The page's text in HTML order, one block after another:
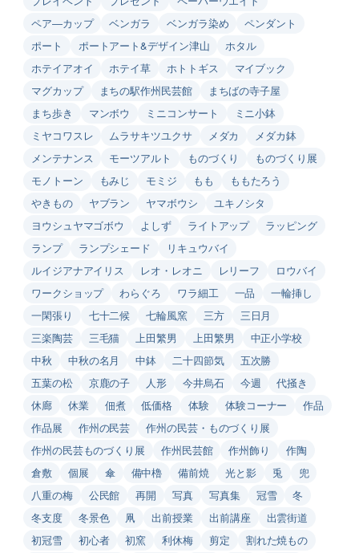
ペア―カップ
ベンガラ ベンガラ染め
ペンダント
ポート
ポートアート&デザイン津山
ホタル
ホテイアオイ
ホテイ草 ホトトギス
マイブック
マグカップ
まちの駅作州民芸館
まちばの寺子屋
まち歩き
マンボウ ミニコンサート
ミニ小鉢
ミヤコワスレ
ムラサキツユクサ メダカ
メダカ鉢
メンテナンス
モーツアルト ものづくり
ものづくり展
モノトーン
もみじ モミジ もも
ももたろう
やきもの
ヤブラン ヤマボウシ
ユキノシタ
ヨウシュヤマゴボウ
よしず ライトアップ
ラッピング
ランプ
ランプシェード
リキュウバイ
ルイジアナアイリス
レオ・レオニ レリーフ
ロウバイ
ワークショップ
わらぐろ ワラ細工 一品
一輪挿し
一閑張り
七十二候 七輪風窯 三方
三日月
三楽陶芸
三毛猫 上田繁男 上田繁男
中正小学校
中秋
中秋の名月 中鉢 二十四節気
五次勝
五葉の松
京鹿の子 人形 今井烏石 今週
代掻き
休廊
休業 佃煮 低価格 体験 体験コーナー
作品
作品展
作州の民芸
作州の民芸・ものづくり展
作州の民芸ものづくり展
作州民芸館 作州飾り
作陶
倉敷
個展 傘 備中櫓 備前焼 光と影 兎
兜
八重の梅
公民館 再開 写真 写真集 冠雪
冬
冬支度
冬景色 凧 出前授業 出前講座
出雲街道
初冠雪
初心者 初窯 利休梅 剪定
割れた焼もの